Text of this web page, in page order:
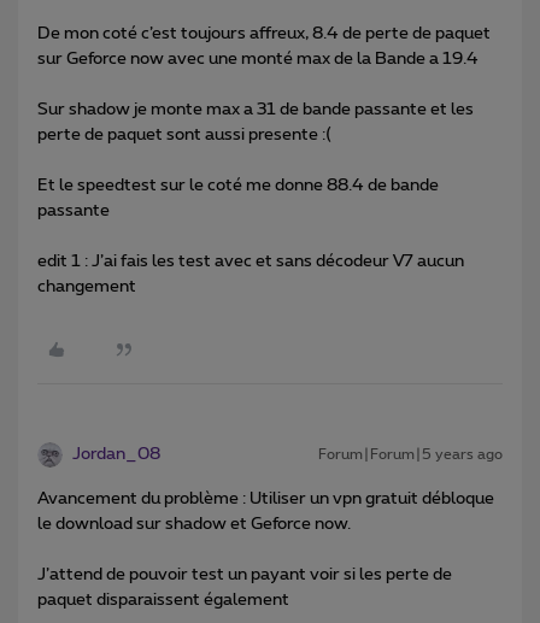
De mon coté c’est toujours affreux, 8.4 de perte de paquet
sur Geforce now avec une monté max de la Bande a 19.4
Sur shadow je monte max a 31 de bande passante et les
perte de paquet sont aussi presente :(
Et le speedtest sur le coté me donne 88.4 de bande
passante
edit 1 : J’ai fais les test avec et sans décodeur V7 aucun
changement
Jordan_08 Forum|Forum|5 years ago
Avancement du problème : Utiliser un vpn gratuit débloque
le download sur shadow et Geforce now.
J’attend de pouvoir test un payant voir si les perte de
paquet disparaissent également